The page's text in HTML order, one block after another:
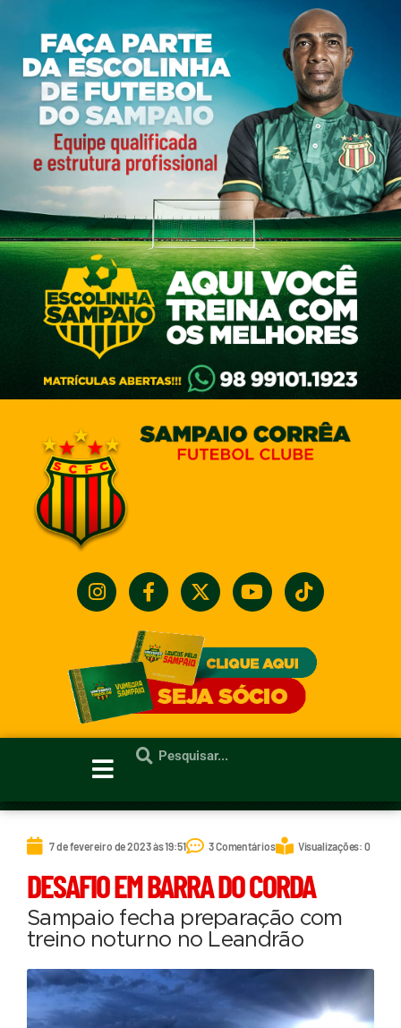
7 de fevereiro de 2023 às 19:51 3 Comentários Visualizações: 0
DESAFIO EM BARRA DO CORDA
Sampaio fecha preparação com
treino noturno no Leandrão